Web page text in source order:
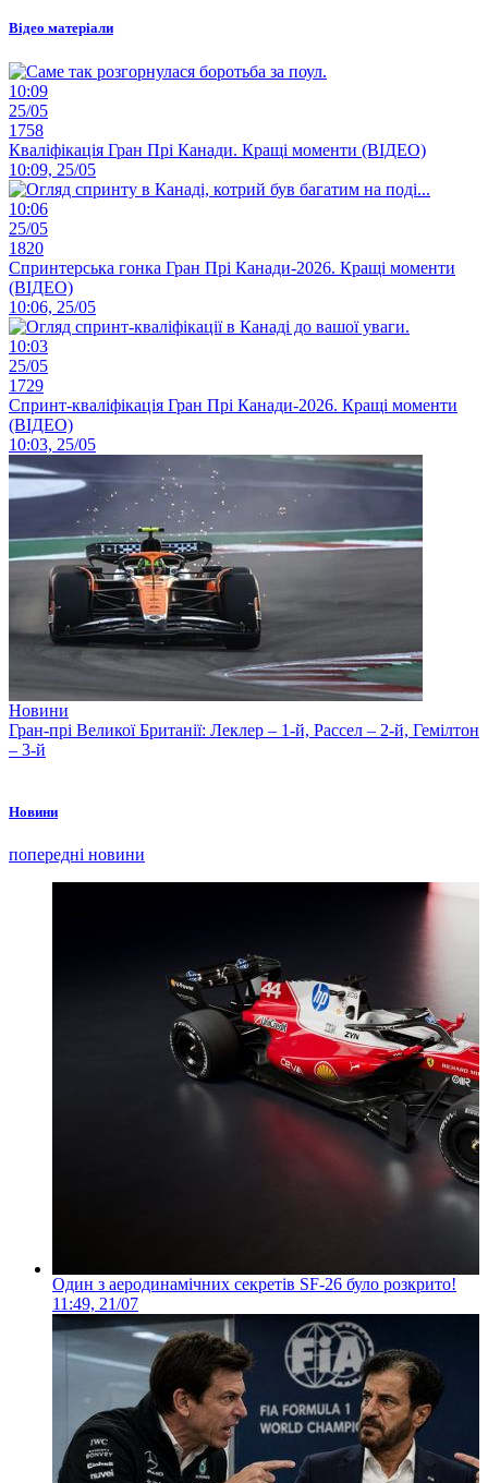
Відео матеріали
10:09
25/05
1758
Кваліфікація Гран Прі Канади. Кращі моменти (ВІДЕО)
10:09, 25/05
10:06
25/05
1820
Спринтерська гонка Гран Прі Канади-2026. Кращі моменти
(ВІДЕО)
10:06, 25/05
10:03
25/05
1729
Спринт-кваліфікація Гран Прі Канади-2026. Кращі моменти
(ВІДЕО)
10:03, 25/05
Новини
Гран-прі Великої Британії: Леклер – 1-й, Рассел – 2-й, Гемілтон
– 3-й
Новини
попередні новини
Один з аеродинамічних секретів SF-26 було розкрито!
11:49, 21/07